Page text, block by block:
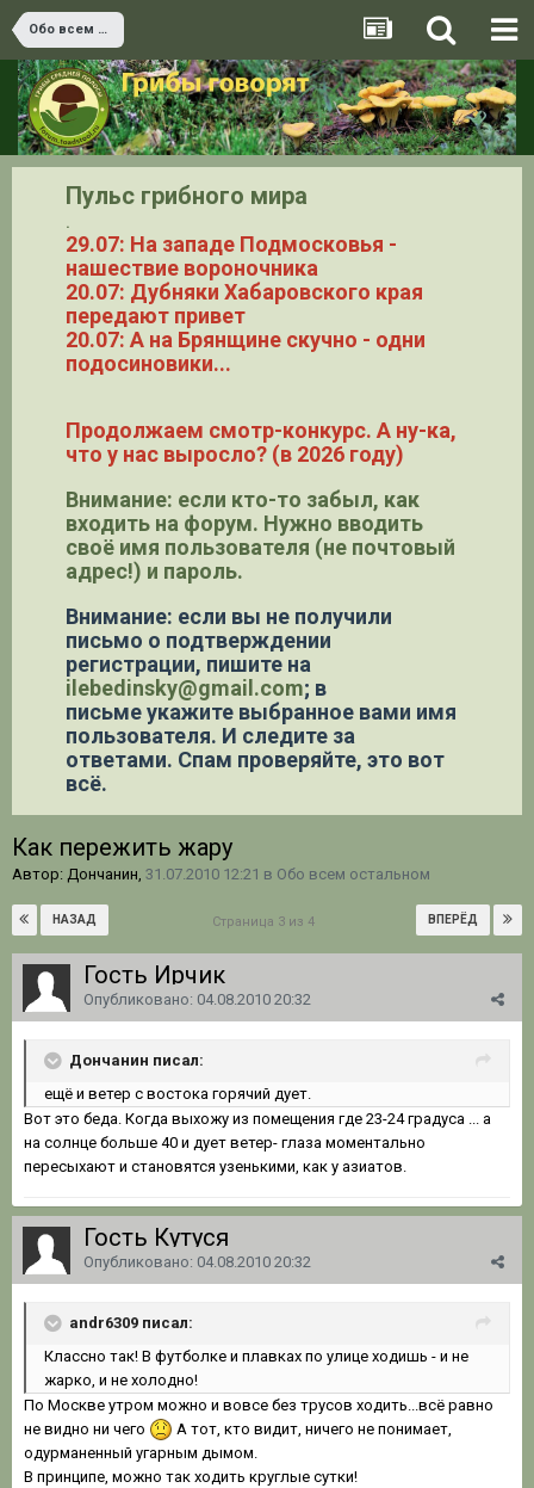
Обо всем остальном
Пульс грибного мира
.
29.07: На западе Подмосковья -
нашествие вороночника
20.07: Дубняки Хабаровского края
передают привет
20.07: А на Брянщине скучно - одни
подосиновики...
Продолжаем смотр-конкурс. А ну-ка,
что у нас выросло? (в 2026 году)
Внимание: если кто-то забыл, как
входить на форум. Нужно вводить
своё имя пользователя (не почтовый
адрес!) и пароль.
Внимание: если вы не получили
письмо о подтверждении
регистрации, пишите на
ilebedinsky@gmail.com; в
письме укажите выбранное вами имя
пользователя. И следите за
ответами. Спам проверяйте, это вот
всё.
Как пережить жару
Автор: Дончанин, 31.07.2010 12:21 в Обо всем остальном
НАЗАД ВПЕРЁД
Страница 3 из 4
Гость Ирчик
Опубликовано: 04.08.2010 20:32
Дончанин писал:
ещё и ветер с востока горячий дует.
Вот это беда. Когда выxожу из помещения где 23-24 градуса ... а
на солнце больше 40 и дует ветер- глаза моментально
пересыxают и становятся узенькими, как у азиатов.
Гость Кутуся
Опубликовано: 04.08.2010 20:32
andr6309 писал:
Классно так! В футболке и плавках по улице ходишь - и не
жарко, и не холодно!
По Москве утром можно и вовсе без трусов ходить...всё равно
не видно ни чего
А тот, кто видит, ничего не понимает,
одурманенный угарным дымом.
В принципе, можно так ходить круглые сутки!